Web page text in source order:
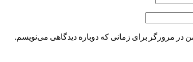
در مرورگر برای زمانی که دوباره دیدگاهی می‌نویسم.